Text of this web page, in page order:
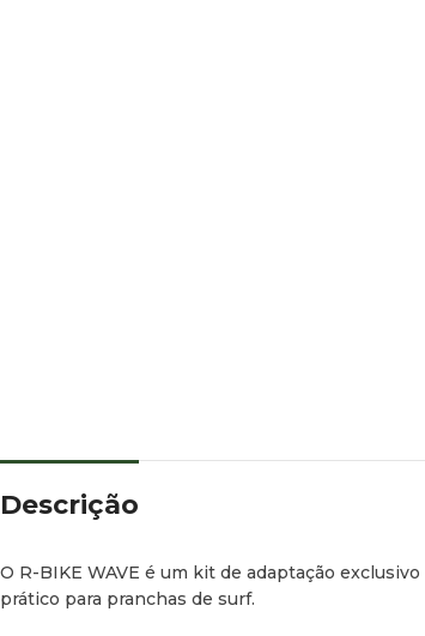
Descrição
O R-BIKE WAVE é um kit de adaptação
prático para pranchas de surf.